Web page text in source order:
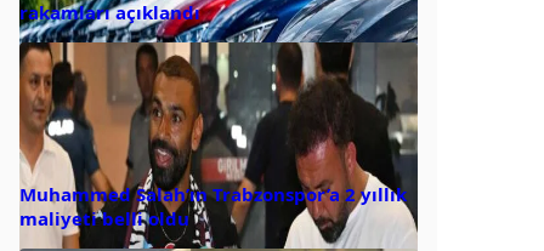
rakamları açıklandı
Muhammed Salah’ın Trabzonspor’a 2 yıllık
maliyeti belli oldu